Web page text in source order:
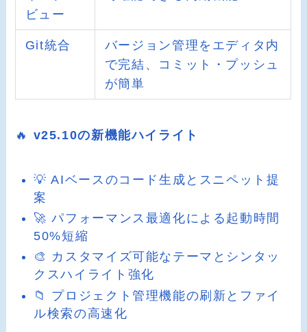
ビュー
Git統合
バージョン管理をエディタ内
で完結、コミット・プッシュ
が簡単
🔥 v25.10の新機能ハイライト
💡 AIベースのコード生成とスニペット提
案
🚀 パフォーマンス最適化による起動時間
50%短縮
🎨 カスタマイズ可能なテーマとシンタッ
クスハイライト強化
📁 プロジェクト管理機能の刷新とファイ
ル検索の高速化